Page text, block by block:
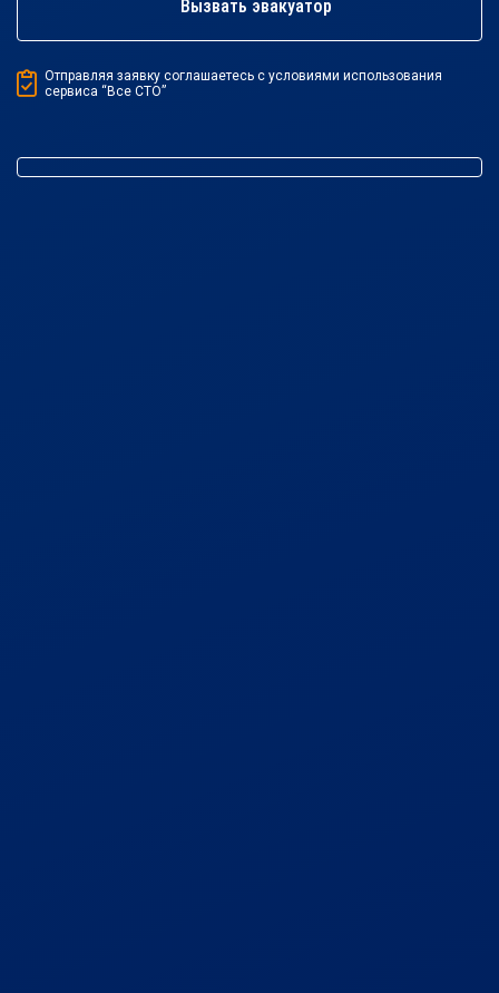
Вызвать эвакуатор
Отправляя заявку соглашаетесь с условиями использования
сервиса “Все СТО”